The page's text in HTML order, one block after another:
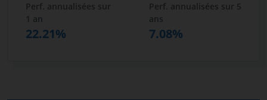
Perf. annualisées sur
1 an
Perf. annualisées sur 5
ans
22.21% 7.08%